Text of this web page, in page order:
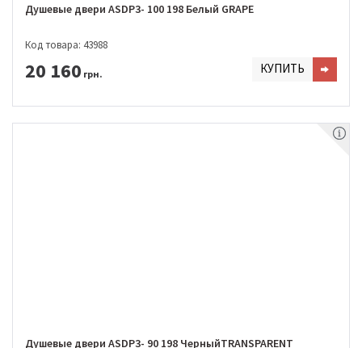
Душевые двери ASDP3- 100 198 Белый GRAPE
Код товара: 43988
20 160 грн. КУПИТЬ
Душевые двери ASDP3- 90 198 ЧерныйTRANSPARENT